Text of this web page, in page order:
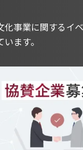
事業に関するイ
ます。